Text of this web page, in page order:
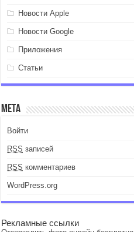
Новости Apple
Новости Google
Приложения
Статьи
Мета
Войти
RSS записей
RSS комментариев
WordPress.org
Рекламные ссылки